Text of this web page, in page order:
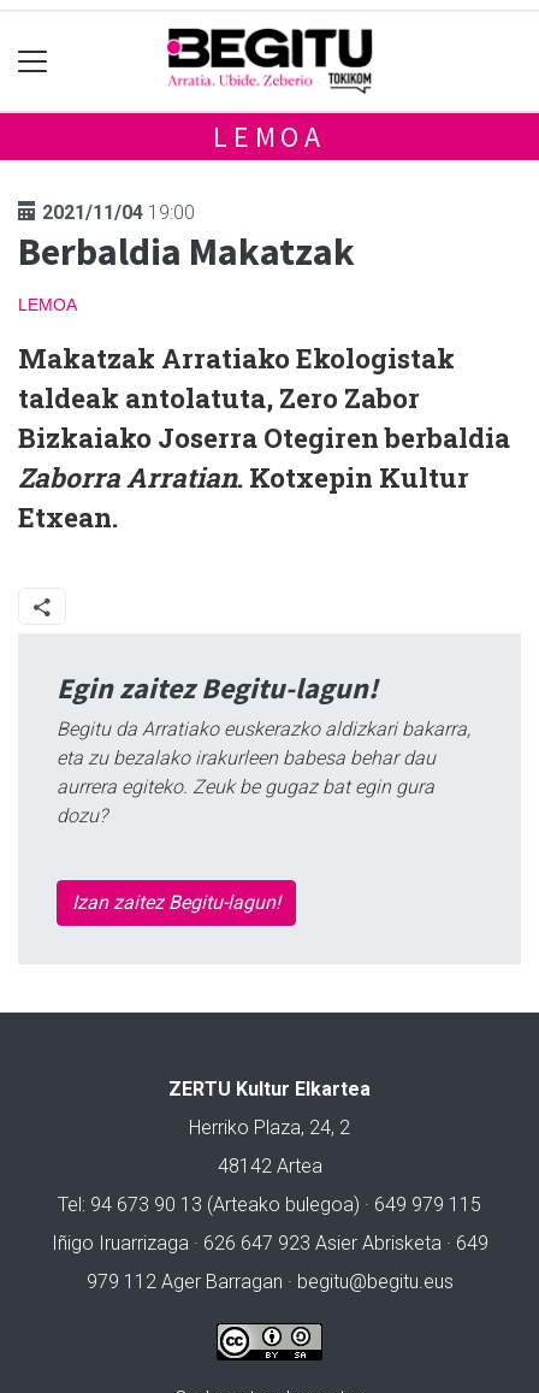
LEMOA
2021/11/04 19:00
Berbaldia Makatzak
LEMOA
Makatzak Arratiako Ekologistak
taldeak antolatuta, Zero Zabor
Bizkaiako Joserra Otegiren berbaldia
Zaborra Arratian. Kotxepin Kultur
Etxean.
Egin zaitez Begitu-lagun!
Begitu da Arratiako euskerazko aldizkari bakarra,
eta zu bezalako irakurleen babesa behar dau
aurrera egiteko. Zeuk be gugaz bat egin gura
dozu?
Izan zaitez Begitu-lagun!
ZERTU Kultur Elkartea
Herriko Plaza, 24, 2
48142 Artea
Tel: 94 673 90 13 (Arteako bulegoa) · 649 979 115
Iñigo Iruarrizaga · 626 647 923 Asier Abrisketa · 649
979 112 Ager Barragan · begitu@begitu.eus